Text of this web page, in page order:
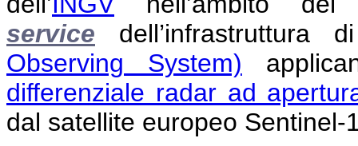
service
Observing System)
differenziale radar ad
dal satellite europeo Sentinel-